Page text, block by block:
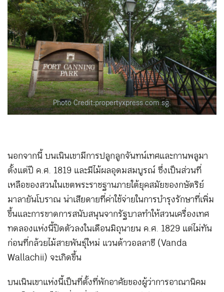
Photo Credit:propertyxpress.com.sg.
นอกจากนี้ บนเนินเขามีการปลูกลูกจันทน์เทศและกานพลูมา
ตั้งแต่ปี ค.ศ. 1819 และมีไม้ผลอุดมสมบูรณ์ ซึ่งเป็นส่วนที่
เหลือของสวนในเขตพระราชฐานภายใต้ยุคสมัยของกษัตริย์
มาลายันโบราณ น่าเสียดายที่ค่าใช้จ่ายในการบำรุงรักษาที่เพิ่ม
ขึ้นและการขาดการสนับสนุนจากรัฐบาลทำให้สวนเครื่องเทศ
ทดลองแห่งนี้ปิดตัวลงในเดือนมิถุนายน ค.ศ. 1829 แต่ไม่ทัน
ก่อนที่กล้วยไม้สายพันธุ์ใหม่ แวนด้าวอลลาชี (Vanda
Wallachii) จะเกิดขึ้น
บนเนินเขาแห่งนี้เป็นที่ตั้งที่พักอาศัยของผู้ว่าการอาณานิคม